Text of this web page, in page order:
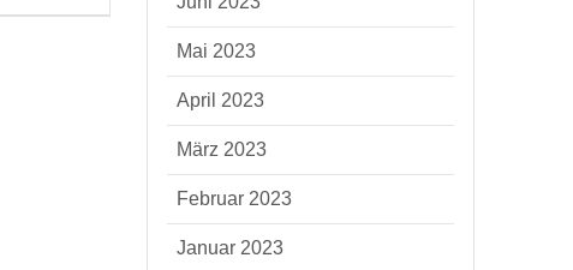
Mai 2023
April 2023
März 2023
Februar 2023
Januar 2023